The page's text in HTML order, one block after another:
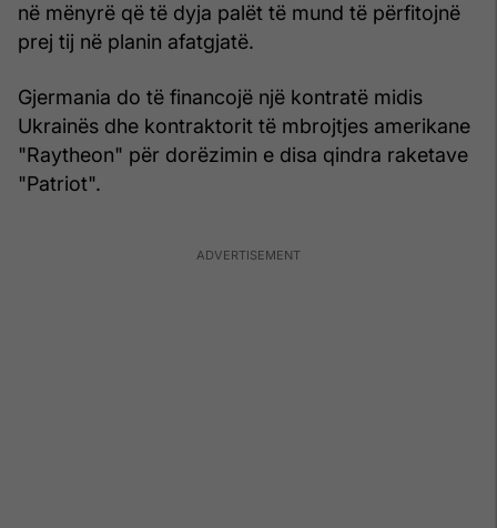
në mënyrë që të dyja palët të mund të përfitojnë
prej tij në planin afatgjatë.
Gjermania do të financojë një kontratë midis
Ukrainës dhe kontraktorit të mbrojtjes amerikane
"Raytheon" për dorëzimin e disa qindra raketave
"Patriot".